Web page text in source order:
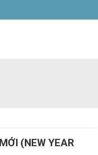
(NEW YEAR